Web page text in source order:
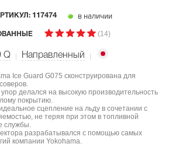
117474 в наличии
(14)
Q Направленный
Ice Guard G075 сконструирована для
делался на высокую производительность
покрытию.
сцепление на льду в сочетании с
не теряя при этом в топливной
службы.
разрабатывался с помощью самых
компании Yokohama.